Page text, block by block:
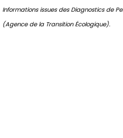
Informations issues des Diagnostics de
(Agence de la Transition Écologique).